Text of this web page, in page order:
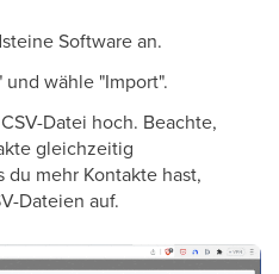
Software an.
wähle "Import".
Datei hoch. Beachte,
gleichzeitig
du mehr Kontakte hast,
Dateien auf.